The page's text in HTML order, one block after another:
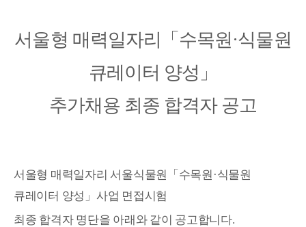
서울형 매력일자리 「 수목원 ·식물원
큐레이터 양성 」
추가채용 최종 합격자 공고
서울형 매력일자리 서울식물원 「 수목원 ·식물원
큐레이터 양성 」 사업 면접시험
최종 합격자 명단을 아래와 같이 공고합니다.